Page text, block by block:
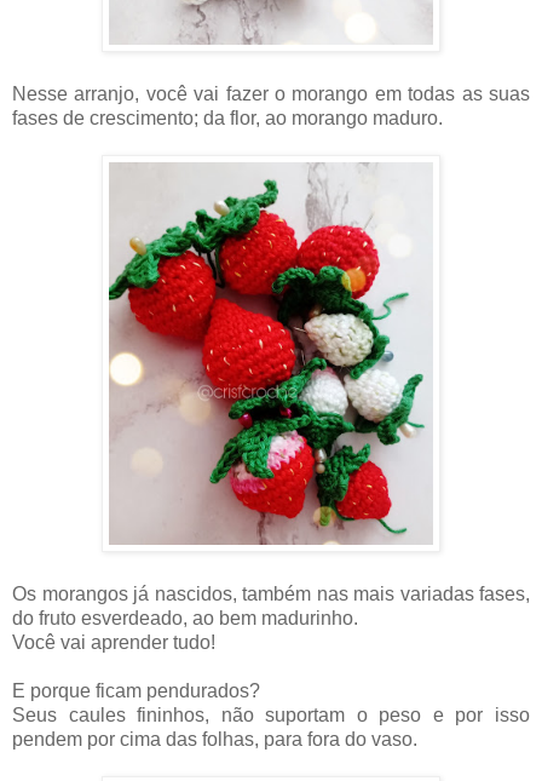
Nesse arranjo, você vai fazer o morango em todas as suas
fases de crescimento; da flor, ao morango maduro.
Os morangos já nascidos, também nas mais variadas fases,
do fruto esverdeado, ao bem madurinho.
Você vai aprender tudo!
E porque ficam pendurados?
Seus caules fininhos, não suportam o peso e por isso
pendem por cima das folhas, para fora do vaso.